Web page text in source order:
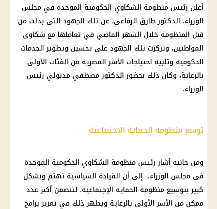
أعلن رئيس منظومة الشكاوي الحكومية الموحدة في مجلس
الوزراء، الدكتورطارق الرفاعي، عن تلك الجهود التي بذلت من
قبل المنظومة خلال الشهر الماضي في تعاملها مع شكاوى
المواطنين، وتركزت تلك الجهود على تحسين وتطوير الخدمات
الحكومية وتلبية احتياجات الأسر المصرية من الفئات الأولى
بالرعاية، وكان ذلك بحضورالدكتور مصطفي مدبولي رئيس
الوزراء.
توسع منظومة الحماية الاجتماعية
ومن جانبه أشار رئيس منظومة الشكاوي الحكومية الموحدة
في مجلس الوزراء، إلى أن القيادة السياسية تهتم وبشكل
كبير بتوسيع منظومة الحماية الإجتماعية، لتتضمن أكبر عدد
ممكن من الأسر الأولى بالرعاية ويظهر ذلك في تعزيز برامج